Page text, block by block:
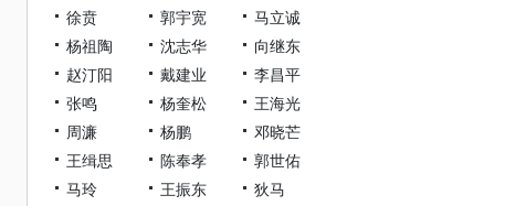
徐贲
郭宇宽
马立诚
杨祖陶
沈志华
向继东
赵汀阳
戴建业
李昌平
张鸣
杨奎松
王海光
周濂
杨鹏
邓晓芒
王缉思
陈奉孝
郭世佑
马玲
王振东
狄马